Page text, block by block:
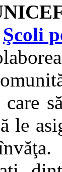
Şcoli
le